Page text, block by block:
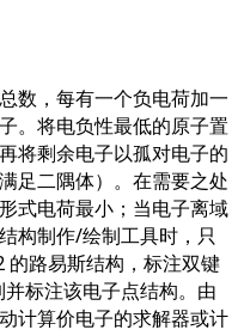
数，每有一个负电荷加一
。将电负性最低的原子置
将剩余电子以孤对电子的
足二隅体）。在需要之处
式电荷最小；当电子离域
构制作/绘制工具时，只
路易斯结构，标注双键
标注该电子点结构。由
计算价电子的求解器或计